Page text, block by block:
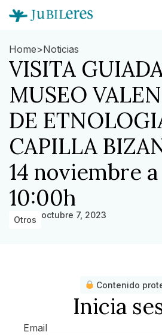
Home>Noticias
VISITA
MUSEO
DE
CAPILLA
14 noviembre a
10:00h
Otros octubre 7, 2023
Contenido
Inicia
Email